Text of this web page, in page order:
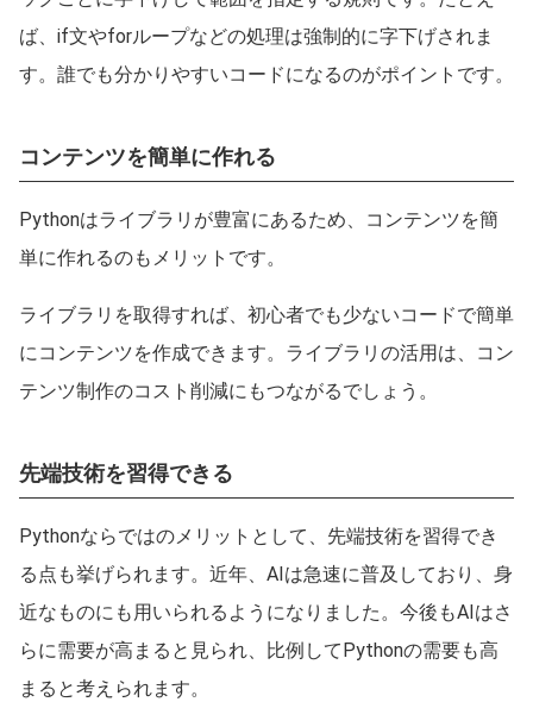
ば、if文やforループなどの処理は強制的に字下げされま
す。誰でも分かりやすいコードになるのがポイントです。
コンテンツを簡単に作れる
Pythonはライブラリが豊富にあるため、コンテンツを簡
単に作れるのもメリットです。
ライブラリを取得すれば、初心者でも少ないコードで簡単
にコンテンツを作成できます。ライブラリの活用は、コン
テンツ制作のコスト削減にもつながるでしょう。
先端技術を習得できる
Pythonならではのメリットとして、先端技術を習得でき
る点も挙げられます。近年、AIは急速に普及しており、身
近なものにも用いられるようになりました。今後もAIはさ
らに需要が高まると見られ、比例してPythonの需要も高
まると考えられます。